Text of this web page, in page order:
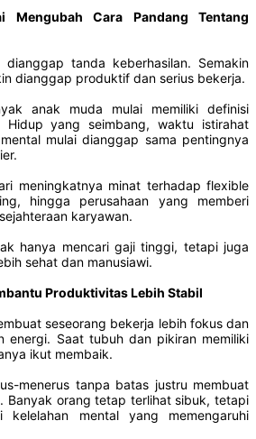
Mengubah Cara Pandang Tentang
dianggap tanda keberhasilan. Semakin
dianggap produktif dan serius bekerja.
anak muda mulai memiliki definisi
Hidup yang seimbang, waktu istirahat
mulai dianggap sama pentingnya
meningkatnya minat terhadap flexible
hingga perusahaan yang memberi
karyawan.
hanya mencari gaji tinggi, tetapi juga
sehat dan manusiawi.
Produktivitas Lebih Stabil
seseorang bekerja lebih fokus dan
energi. Saat tubuh dan pikiran memiliki
ikut membaik.
menerus tanpa batas justru membuat
Banyak orang tetap terlihat sibuk, tetapi
kelelahan mental yang memengaruhi